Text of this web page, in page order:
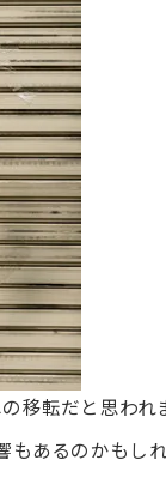
移転だと思われ
あるのかもしれ